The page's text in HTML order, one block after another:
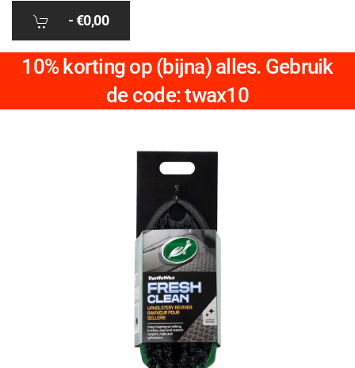
-€0,00
10% korting op (bijna) alles. Gebruik
de code: twax10